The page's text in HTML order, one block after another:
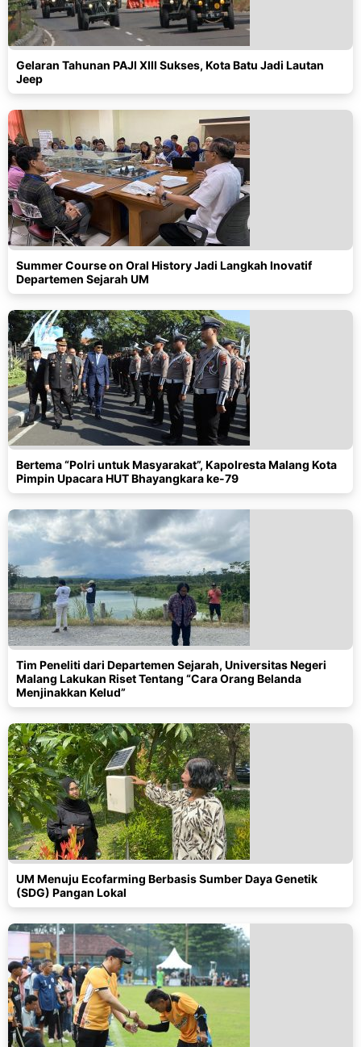
Gelaran Tahunan PAJI XIII Sukses, Kota Batu Jadi Lautan
Jeep
Summer Course on Oral History Jadi Langkah Inovatif
Departemen Sejarah UM
Bertema “Polri untuk Masyarakat”, Kapolresta Malang Kota
Pimpin Upacara HUT Bhayangkara ke-79
Tim Peneliti dari Departemen Sejarah, Universitas Negeri
Malang Lakukan Riset Tentang “Cara Orang Belanda
Menjinakkan Kelud”
UM Menuju Ecofarming Berbasis Sumber Daya Genetik
(SDG) Pangan Lokal